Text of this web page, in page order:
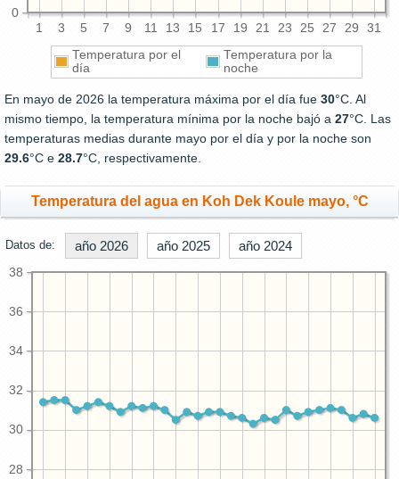
1 3 5 7 9 11 13 15 17 19 21 23 25 27 29 31
0
Temperatura por el
día
Temperatura por la
noche
En mayo de 2026 la temperatura máxima por el día fue 30°C. Al
mismo tiempo, la temperatura mínima por la noche bajó a 27°C. Las
temperaturas medias durante mayo por el día y por la noche son
29.6°C e 28.7°C, respectivamente.
Temperatura del agua en Koh Dek Koule mayo, °C
Datos de: año 2026 año 2025 año 2024
28
30
32
34
36
38